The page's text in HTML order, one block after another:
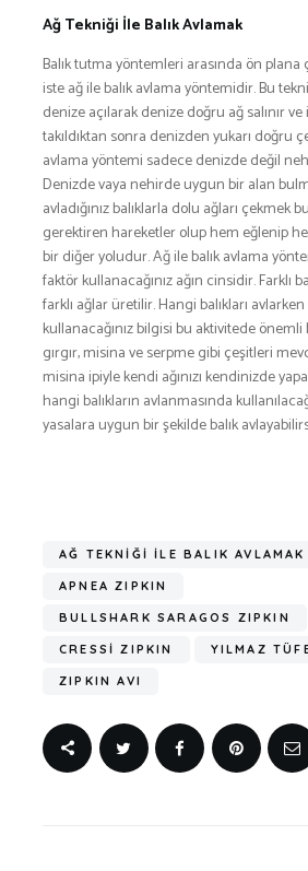
Ağ Tekniği İle Balık Avlamak
Balık tutma yöntemleri arasında ön plana
iste ağ ile balık avlama yöntemidir. Bu
denize açılarak denize doğru ağ salınır
takıldıktan sonra denizden yukarı doğru
avlama yöntemi sadece denizde değil
Denizde vaya nehirde uygun bir alan
avladığınız balıklarla dolu ağları çekmek
gerektiren hareketler olup hem eğlenip
bir diğer yoludur. Ağ ile balık avlama
faktör kullanacağınız ağın cinsidir. Farklı
farklı ağlar üretilir. Hangi balıkları
kullanacağınız bilgisi bu aktivitede önemli
gırgır, misina ve serpme gibi çeşitleri
misina ipiyle kendi ağınızı kendinizde
hangi balıkların avlanmasında
yasalara uygun bir şekilde balık
AĞ TEKNİĞİ İLE BALIK AVLAMAK
APNEA ZIPKIN
BULLSHARK SARAGOS ZIPKIN
CRESSİ ZIPKIN YILMAZ
ZIPKIN AVI